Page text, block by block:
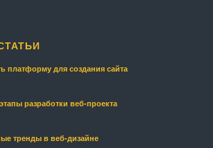
платформу для создания сайта
разработки веб-проекта
тренды в веб-дизайне